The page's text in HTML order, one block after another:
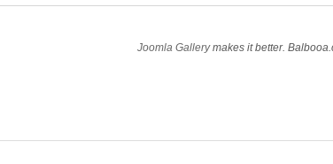
Joomla Gallerymakes it better.